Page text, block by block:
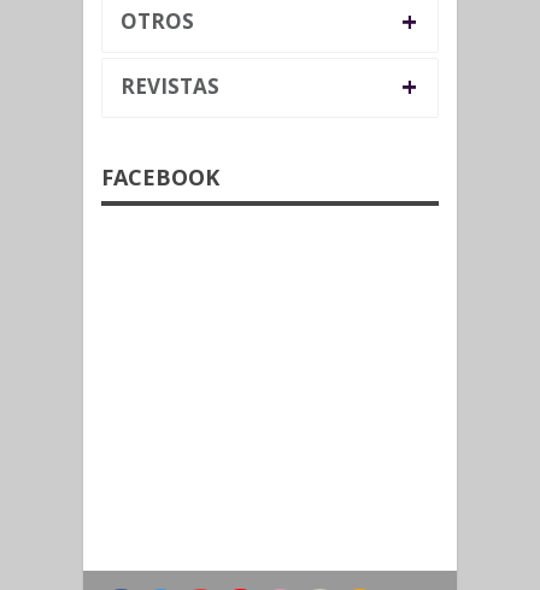
OTROS +
REVISTAS +
FACEBOOK